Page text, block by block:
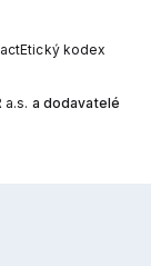
Etický kodex
a.s. a dodavatelé